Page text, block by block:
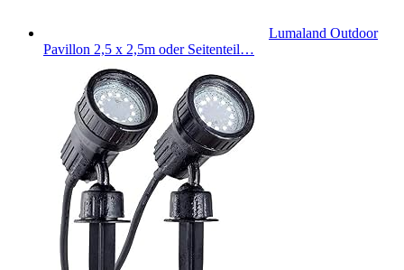
Lumaland Outdoor
Pavillon 2,5 x 2,5m oder Seitenteil…